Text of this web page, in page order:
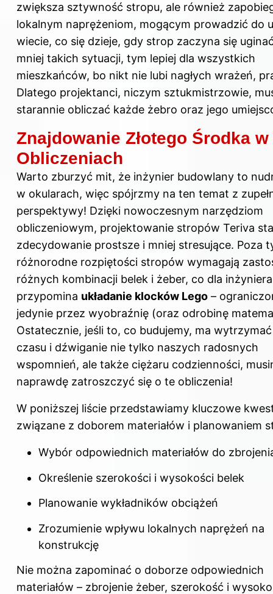
zwiększa sztywność stropu, ale również
lokalnym naprężeniom, mogącym prowadzić do
wiecie, co się dzieje, gdy strop zaczyna się
mniej takich sytuacji, tym lepiej dla wszystkich
mieszkańców, bo nikt nie lubi nagłych wrażeń,
Dlatego projektanci, niczym sztukmistrzowie,
starannie obliczać każde żebro oraz jego
Znajdowanie Złotego Środka w
Obliczeniach
Warto zburzyć mit, że inżynier budowlany to
w okularach, więc spójrzmy na ten temat z
perspektywy! Dzięki nowoczesnym narzędziom
obliczeniowym, projektowanie stropów Teriva
zdecydowanie prostsze i mniej stresujące. Poza
różnorodne rozpiętości stropów wymagają
różnych kombinacji belek i żeber, co dla inżyniera
przypomina układanie klocków Lego –
jedynie przez wyobraźnię (oraz odrobinę
Ostatecznie, jeśli to, co budujemy, ma
czasu i dźwiganie nie tylko naszych radosnych
wspomnień, ale także ciężaru codzienności,
naprawdę zatroszczyć się o te obliczenia!
W poniższej liście przedstawiamy kluczowe
związane z doborem materiałów i planowaniem
Wybór odpowiednich materiałów do
Określenie szerokości i wysokości belek
Planowanie wykładników obciążeń
Zrozumienie wpływu lokalnych naprężeń na
konstrukcję
Nie można zapominać o doborze odpowiednich
materiałów – zbrojenie żeber, szerokość i